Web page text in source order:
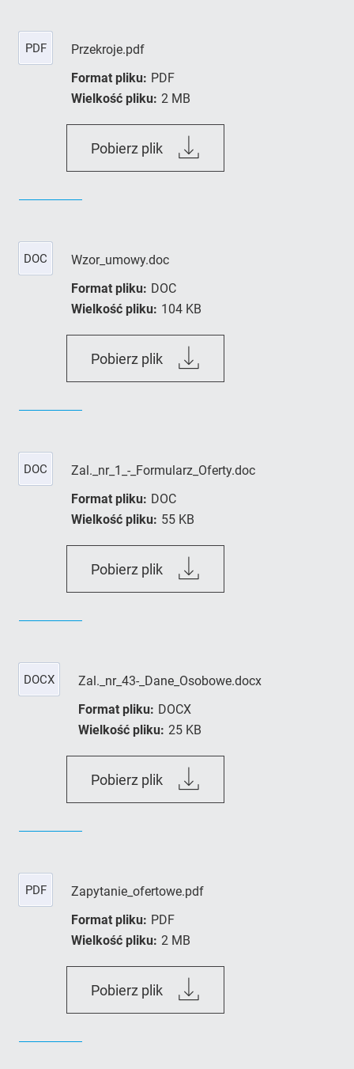
PDF
Przekroje.pdf
Format pliku: PDF
Wielkość pliku: 2 MB
Pobierz plik Przekroje.pdf
DOC
Wzor_umowy.doc
Format pliku: DOC
Wielkość pliku: 104 KB
Pobierz plik Wzor_umowy.doc
DOC
Zal._nr_1_-_Formularz_Oferty.doc
Format pliku: DOC
Wielkość pliku: 55 KB
Pobierz plik Zal._nr_1_-
_Formularz_Oferty.doc
DOCX
Zal._nr_43-_Dane_Osobowe.docx
Format pliku: DOCX
Wielkość pliku: 25 KB
Pobierz plik Zal._nr_43-
_Dane_Osobowe.docx
PDF
Zapytanie_ofertowe.pdf
Format pliku: PDF
Wielkość pliku: 2 MB
Pobierz plik Zapytanie_ofertowe.pdf